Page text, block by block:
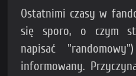
Ostatnimi czasy w
się sporo, o czym
napisać
informowany.